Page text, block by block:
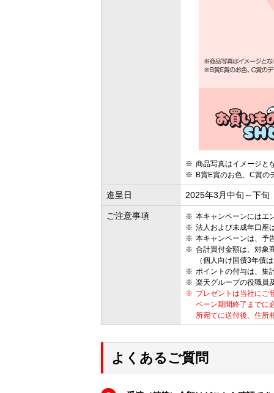
商品写真はイメージと
B賞E賞のお色、C賞の
進呈日 2025年3月中旬～下旬
ご注意事項
本キャンペーンにはエ
法人および未成年口座
本キャンペーンは、予
合計買付金額は、対象
（個人向け国債3年債
ポイントの付与は、集
楽天グループの役職員
プレゼントは当社にご
ペーン期間終了までに
所宛てに送付後、住所
よくあるご質問